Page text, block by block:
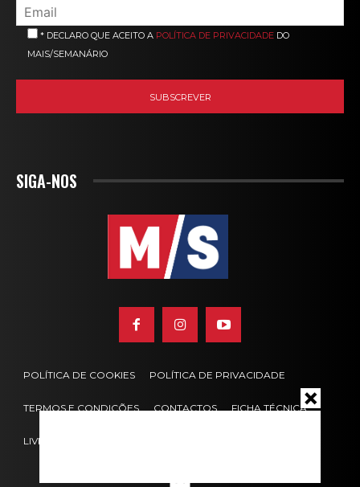
* DECLARO QUE ACEITO A POLÍTICA DE PRIVACIDADE DO
MAIS/SEMANÁRIO
SIGA-NOS
POLÍTICA DE COOKIES POLÍTICA DE PRIVACIDADE
TERMOS E CONDIÇÕES CONTACTOS FICHA TÉCNICA
LIVRO DE RECLAMAÇÕES